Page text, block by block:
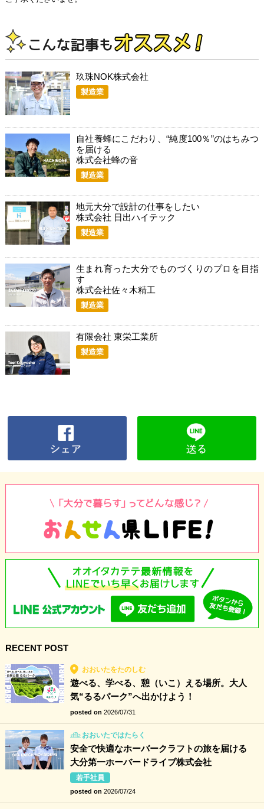
玖珠NOK株式会社
製造業
自社養蜂にこだわり、“純度100％”のはちみつ
を届ける
株式会社蜂の音
製造業
地元大分で設計の仕事をしたい
株式会社 日出ハイテック
製造業
生まれ育った大分でものづくりのプロを目指
す
株式会社佐々木精工
製造業
有限会社 東栄工業所
製造業
RECENT POST
おおいたをたのしむ
遊べる、学べる、憩（いこ）える場所。大人
気“るるパーク”へ出かけよう！
posted on 2026/07/31
おおいたではたらく
安全で快適なホーバークラフトの旅を届ける
大分第一ホーバードライブ株式会社
若手社員
posted on 2026/07/24